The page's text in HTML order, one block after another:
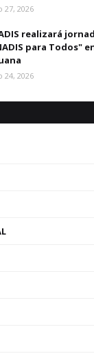
27, 2026
realizará
para Todos"
24, 2026